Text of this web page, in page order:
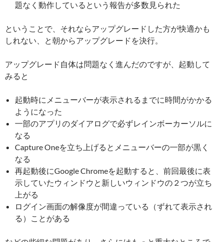
題なく動作しているという報告が多数見られた
ということで、それならアップグレードした方が快適かも
しれない、と朝からアップグレードを決行。
アップグレード自体は問題なく進んだのですが、起動して
みると
起動時にメニューバーが表示されるまでに時間がかかる
ようになった
一部のアプリのダイアログで必ずレインボーカーソルに
なる
Capture Oneを立ち上げるとメニューバーの一部が黒く
なる
再起動後にGoogle Chromeを起動すると、前回最後に表
示していたウィンドウと新しいウィンドウの２つが立ち
上がる
ログイン画面の解像度が間違っている（ずれて表示され
る）ことがある